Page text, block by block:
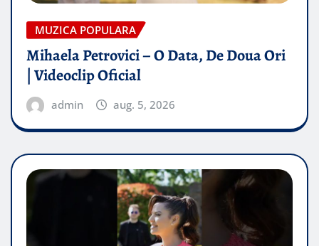
MUZICA POPULARA
Mihaela Petrovici – O Data, De Doua Ori
| Videoclip Oficial
admin aug. 5, 2026